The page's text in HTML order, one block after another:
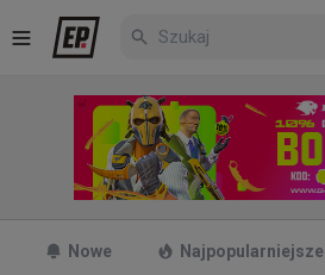
Nowe Najpopularniejsze